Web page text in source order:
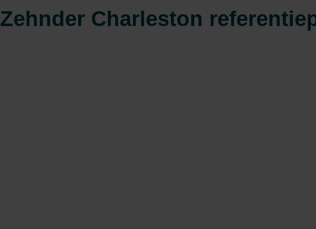
Zehnder Charleston